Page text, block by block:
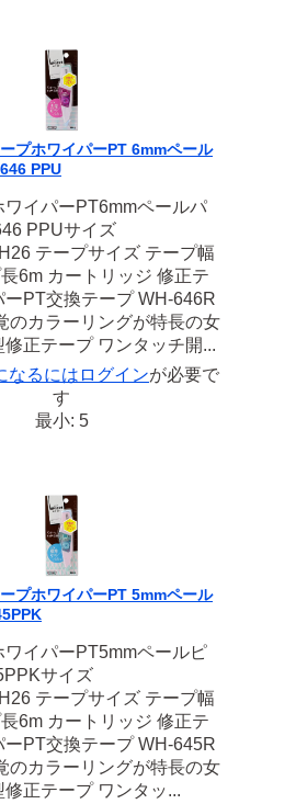
プホワイパーPT 6mmペール
PPU
ワイパーPT6mmペールパ
PPUサイズ
テープサイズ テープ幅
6m カートリッジ 修正テ
ーPT交換テープ WH-646R
のカラーリングが特長の女
正テープ ワンタッチ開...
なるには ログインが必要で
す
最小: 5
プホワイパーPT 5mmペール
ワイパーPT5mmペールピ
サイズ
テープサイズ テープ幅
6m カートリッジ 修正テ
ーPT交換テープ WH-645R
のカラーリングが特長の女
正テープ ワンタッ...